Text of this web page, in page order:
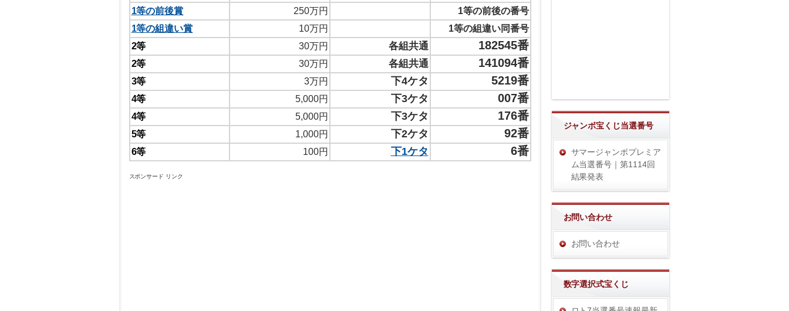
1等の前後賞 250万円
1等の前後の番号
1等の組違い賞
10万円
1等の組違い同番号
2等
30万円 各組共通 182545番
2等 30万円 各組共通 141094番
3等 3万円 下4ケタ 5219番
4等 5,000円 下3ケタ 007番
4等 5,000円 下3ケタ 176番
5等 1,000円 下2ケタ 92番
6等 100円 下1ケタ 6番
スポンサード リンク
ジャンボ宝くじ当選番号
サマージャンボプレミア
ム当選番号｜第1114回
結果発表
お問い合わせ
お問い合わせ
数字選択式宝くじ